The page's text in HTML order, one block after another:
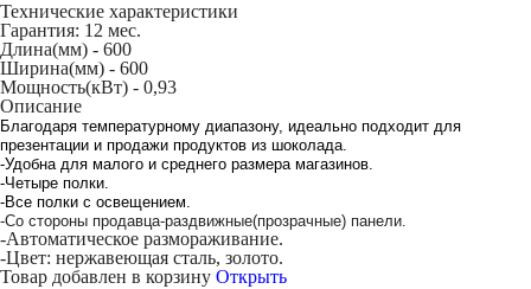
Технические характеристики
Гарантия: 12 мес.
Длина(мм) - 600
Ширина(мм) - 600
Мощность(кВт) - 0,93
Описание
Благодаря температурному диапазону, идеально подходит для
презентации и продажи продуктов из шоколада.
-Удобна для малого и среднего размера магазинов.
-Четыре полки.
-Все полки с освещением.
-Со стороны продавца-раздвижные(прозрачные) панели.
-Автоматическое размораживание.
-Цвет: нержавеющая сталь, золото.
Товар добавлен в корзину Открыть